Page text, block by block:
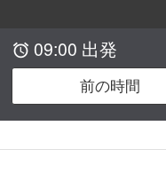
 09:00 出発
前の時間